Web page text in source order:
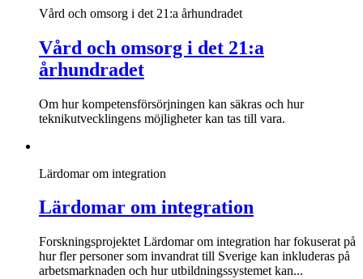
Vård och omsorg i det 21:a århundradet
Vård och omsorg i det 21:a
århundradet
Om hur kompetensförsörjningen kan säkras och hur
teknikutvecklingens möjligheter kan tas till vara.
Lärdomar om integration
Lärdomar om integration
Forskningsprojektet Lärdomar om integration har fokuserat på
hur fler personer som invandrat till Sverige kan inkluderas på
arbetsmarknaden och hur utbildningssystemet kan...